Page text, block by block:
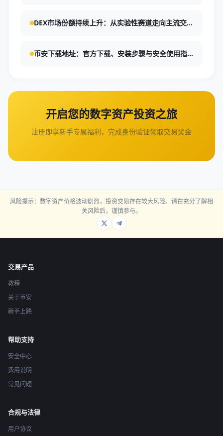
DEX市场份额持续上升：从实验性赛道走向主流交
币安下载地址：官方下载、安装步骤与安全使用指
开启您的数字资产投资之旅
注册即享新手专属福利，完成身份验证领取交易奖金
风险提示：数字资产价格波动剧烈，投资交易存在较大风险。请在充分了解相
关风险后，谨慎参与。
交易产品
教程
关于币安
新手上路
帮助支持
安全中心
费用说明
常见问题
合规与法律
用户协议